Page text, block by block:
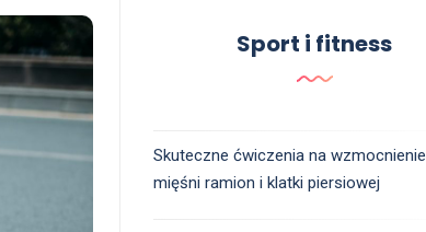
Sport i fitness
Skuteczne ćwiczenia na wzmocnienie
mięśni ramion i klatki piersiowej